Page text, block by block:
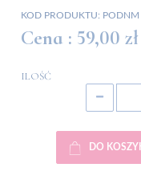
KOD PRODUKTU: PODNM
Cena : 59,00 zł
ILOŚĆ
DO